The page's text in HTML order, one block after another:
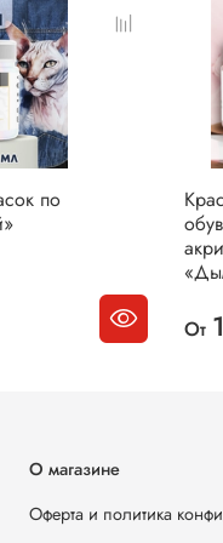
по
От
О магазине
Оферта и политика